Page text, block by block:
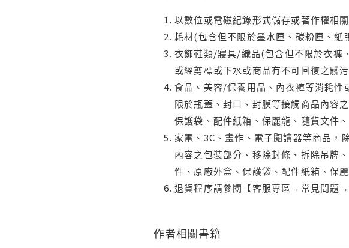
以數位或電磁紀錄形式儲存或著作權相
耗材(包含但不限於墨水匣、碳粉匣、紙
衣飾鞋類/寢具/織品(包含但不限於衣褲
或經剪標或下水或商品有不可回復之髒
食品、美容/保養用品、內衣褲等消耗
限於瓶蓋、封口、封膜等接觸商品內容
保護袋、配件紙箱、保麗龍、隨貨文件
家電、3C、畫作、電子閱讀器等商品，
內容之包裝部分、移除封條、拆除吊牌
件、原廠外盒、保護袋、配件紙箱、保
退貨程序請參閱【客服專區→常見問題→
作者相關書籍